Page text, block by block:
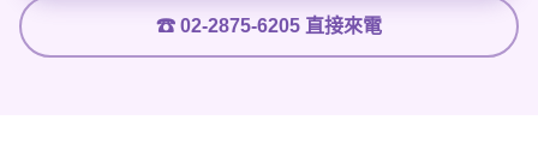
☎ 02-2875-6205 直接來電